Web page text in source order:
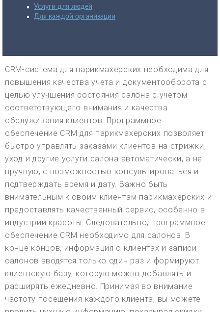
Услуги для людей
Для каждой организации
CRM-система для парикмахерских необходима для
повышения качества учета и документооборота с
целью улучшения состояния салона с учетом
соответствующего внимания и качества
обслуживания клиентов. Программное
обеспечение CRM для парикмахерских позволяет
быстро управлять заказами клиентов на стрижки,
уход и другие услуги салона автоматически, а не
вручную, с возможностью консультироваться и
подтверждать время и дату. Важно быть
внимательным к своим клиентам парикмахерских и
предоставлять качественный сервис, особенно в
индустрии красоты. Следовательно, программное
обеспечение CRM необходимо для салонов. В
конце концов, информация о клиентах и записи
салонов вводятся только один раз и формируют
клиентскую базу, которую можно добавлять и
расширять ежедневно. Принимая во внимание
частоту посещения каждого клиента, вы можете